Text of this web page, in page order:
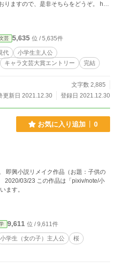
ますので、是非そちらをどうぞ。 http
芸 5,635 位 / 5,635件
代
小学生主人公
キャラ文芸大賞エントリー 完結
文字数 2,885
更新日 2021.12.30
登録日 2021.12.30
お気に入り追加 0
2020/03/23 この作品は「pixiv/note/小
ます。
9,611 位 / 9,611件
小学生（女の子）主人公
桜